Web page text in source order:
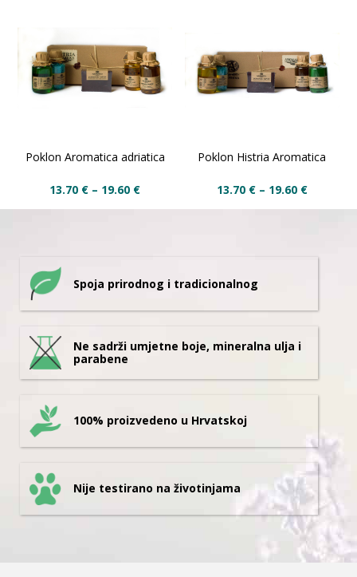
Poklon Aromatica adriatica
13.70 € – 19.60 €
Poklon Histria Aromatica
13.70 €– 19.60 €
Spoja prirodnog i tradicionalnog
Ne sadrži umjetne boje, mineralna ulja i
parabene
100% proizvedeno u Hrvatskoj
Nije testirano na životinjama